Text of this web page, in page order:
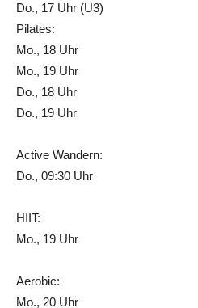
Do., 17 Uhr (U3)
Pilates:
Mo., 18 Uhr
Mo., 19 Uhr
Do., 18 Uhr
Do., 19 Uhr
Active Wandern:
Do., 09:30 Uhr
HIIT:
Mo., 19 Uhr
Aerobic:
Mo., 20 Uhr